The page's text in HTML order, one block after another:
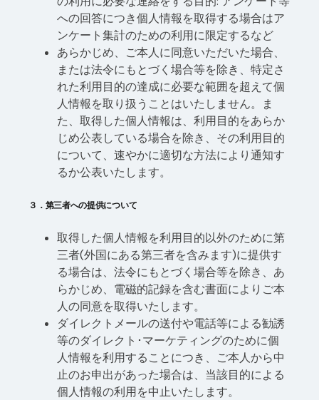
への回答につき個人情報を取得する場合はア
ンケート集計のための利用に限定するなど
あらかじめ、ご本人に同意いただいた場合、
または法令にもとづく場合等を除き、特定さ
れた利用目的の達成に必要な範囲を超えて個
人情報を取り扱うことはいたしません。ま
た、取得した個人情報は、利用目的をあらか
じめ公表している場合を除き、その利用目的
について、速やかに適切な方法により通知す
るか公表いたします。
３．第三者への提供について
取得した個人情報を利用目的以外のために第
三者(外国にある第三者を含みます)に提供す
る場合は、法令にもとづく場合等を除き、あ
らかじめ、電磁的記録を含む書面によりご本
人の同意を取得いたします。
ダイレクトメールの送付や電話等による勧誘
等のダイレクト･マーケティングのために個
人情報を利用することにつき、ご本人から中
止のお申出があった場合は、当該目的による
個人情報の利用を中止いたします。